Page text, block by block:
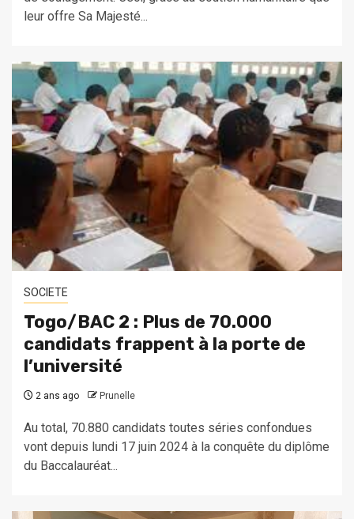
leur offre Sa Majesté...
SOCIETE
Togo/BAC 2 : Plus de 70.000
candidats frappent à la porte de
l’université
2 ans ago Prunelle
Au total, 70.880 candidats toutes séries confondues
vont depuis lundi 17 juin 2024 à la conquête du diplôme
du Baccalauréat...